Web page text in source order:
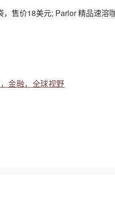
售价18美元; Parlor 精品速溶
金融，全球视野